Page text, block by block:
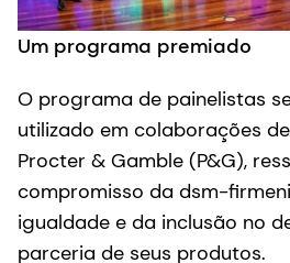
Um programa premiado
O programa de painelistas
utilizado em colaborações
Procter & Gamble (P&G),
compromisso da dsm-
igualdade e da inclusão no
parceria de seus produtos.